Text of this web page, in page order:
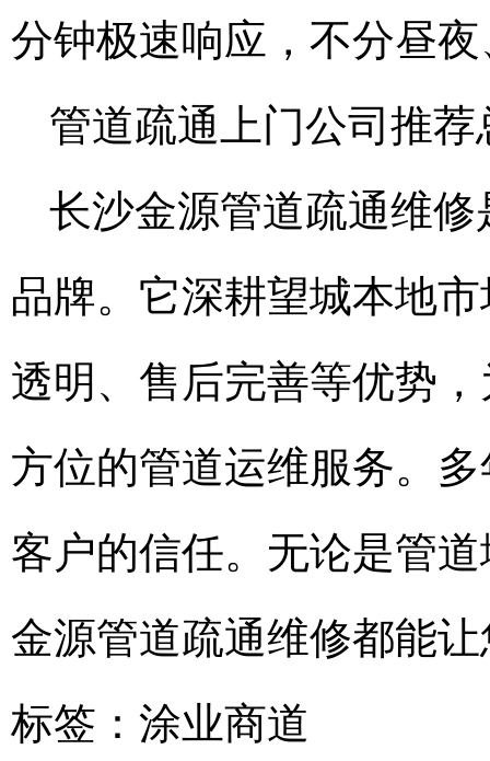
分钟极速响应，不分昼
管道疏通上门公司推荐
长沙金源管道疏通维
品牌。它深耕望城本地
透明、售后完善等优势
方位的管道运维服务。
客户的信任。无论是管
金源管道疏通维修都能
标签： 涂业商道